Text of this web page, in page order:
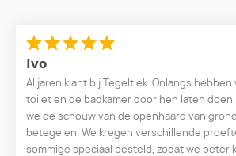
Ivo
Al jaren klant bij Tegeltiek. Onlangs
toilet en de badkamer door hen laten
we de schouw van de openhaard van
betegelen. We kregen verschillende
sommige speciaal besteld, zodat we beter